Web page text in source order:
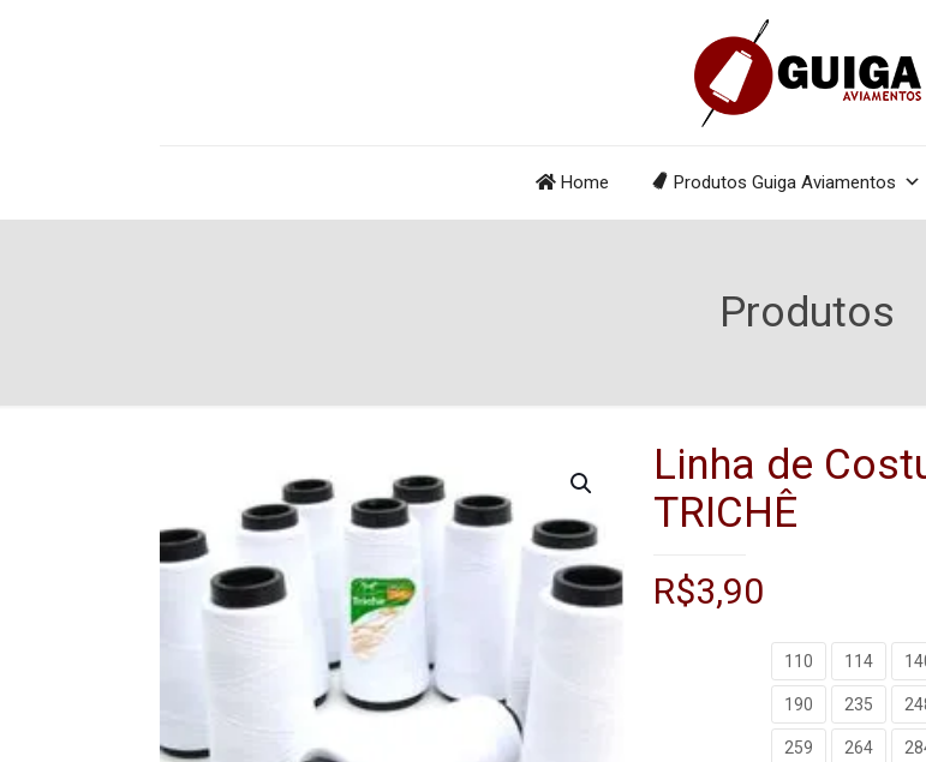
Home Produtos Guiga Aviamentos
Produtos
Linha de
TRICHÊ
R$3,90
110 114
190 235
259 264